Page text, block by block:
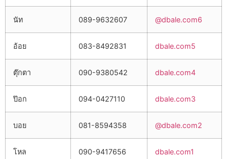
นัท 089-9632607 @dbale.com6
อ้อย 083-8492831 dbale.com5
ตุ๊กตา 090-9380542 dbale.com4
ป๊อก 094-0427110 dbale.com3
บอย 081-8594358 @dbale.com2
โหล 090-9417656 dbale.com1